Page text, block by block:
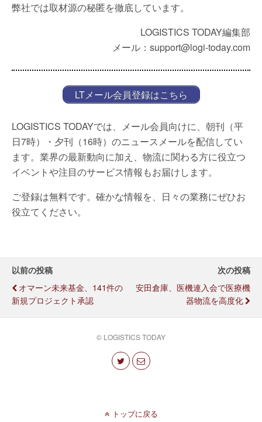
弊社では取材源の秘匿を徹底しています。
LOGISTICS TODAY編集部
メール：support@logi-today.com
LTメール会員登録はこちら
LOGISTICS TODAYでは、メール会員向けに、朝刊（平
日7時）・夕刊（16時）のニュースメールを配信してい
ます。業界の最新動向に加え、物流に関わる方に役立つ
イベントや注目のサービス情報もお届けします。
ご登録は無料です。確かな情報を、日々の業務にぜひお
役立てください。
以前の投稿
オマーン未来基金、141件の
新規プロジェクト承認
次の投稿
安田倉庫、医機連入会で医療機
器物流を高度化
© LOGISTICS TODAY
トップに戻る